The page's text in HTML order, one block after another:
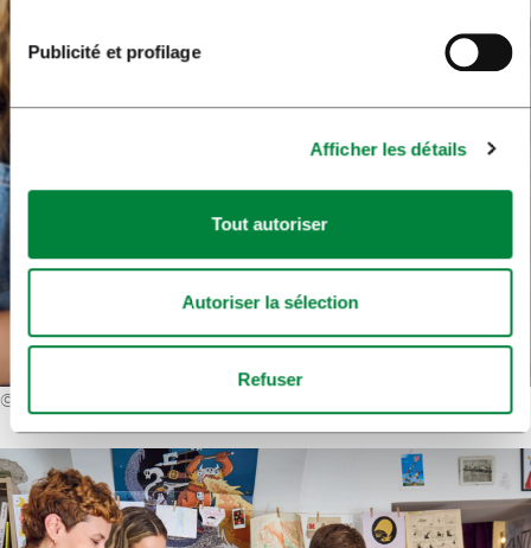
Publicité et profilage
Afficher les détails
Tout autoriser
Autoriser la sélection
Refuser
©